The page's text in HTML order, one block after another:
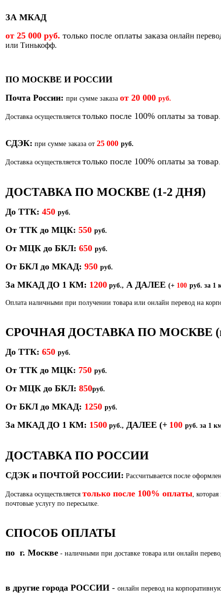
ЗА МКАД
от 25 000 руб. только после оплаты заказа онлайн
или Тинькофф.
ПО МОСКВЕ И РОССИИ
Почта России: при сумме заказа от 20 000 руб.
Доставка осуществляется только после 100% оплаты за товар
СДЭК: при сумме заказа от 25 000 руб.
Доставка осуществляется только после 100% оплаты за товар
ДОСТАВКА ПО МОСКВЕ (1-2 ДНЯ)
До ТТК: 450 руб.
От ТТК до МЦК: 550 руб.
От МЦК до БКЛ: 650 руб.
От БКЛ до МКАД: 950 руб.
За МКАД ДО 1 КМ: 1200 руб., А ДАЛЕЕ (+ 100 руб. за 1
Оплата наличными при получении товара или онлайн перевод на
СРОЧНАЯ ДОСТАВКА ПО МОСКВЕ (в
До ТТК: 650 руб.
От ТТК до МЦК: 750 руб.
От МЦК до БКЛ: 850руб.
От БКЛ до МКАД: 1250 руб.
За МКАД ДО 1 КМ: 1500 руб., ДАЛЕЕ (+ 100 руб. за 1
ДОСТАВКА ПО РОССИИ
СДЭК и ПОЧТОЙ РОССИИ: Рассчитывается после
Доставка осуществляется только после 100% оплаты ,
почтовые услугу по пересылке.
СПОСОБ ОПЛАТЫ
по г. Москве - наличными при доставке товара или онлайн
в другие города РОССИИ - онлайн перевод на